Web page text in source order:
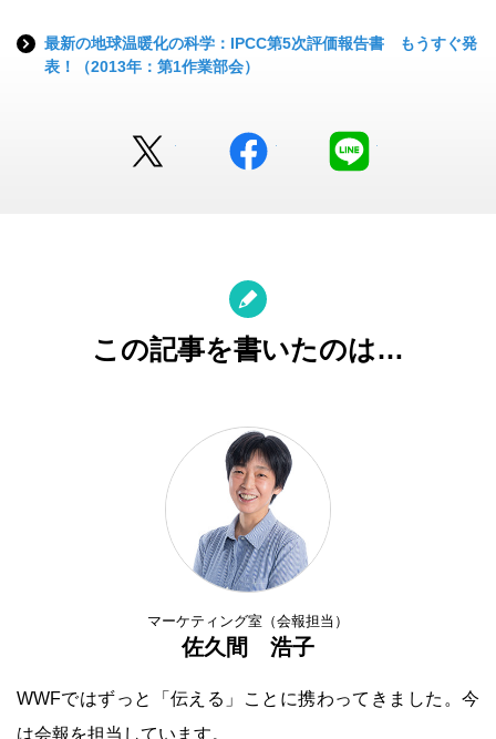
最新の地球温暖化の科学：IPCC第5次評価報告書 もうすぐ発
表！（2013年：第1作業部会）
facebook
この記事を書いたのは…
マーケティング室（会報担当）
佐久間 浩子
WWFではずっと「伝える」ことに携わってきました。今
は会報を担当しています。